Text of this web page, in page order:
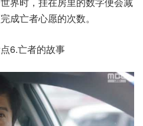
成亡者心愿的次数。
6.亡者的故事